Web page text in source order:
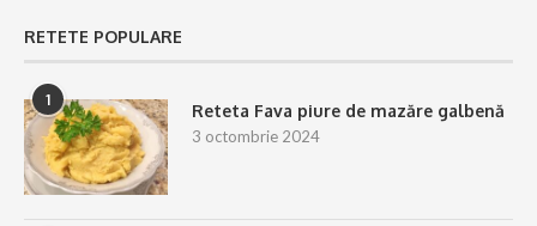
RETETE POPULARE
1
Reteta Fava piure de mazăre galbenă
3 octombrie 2024